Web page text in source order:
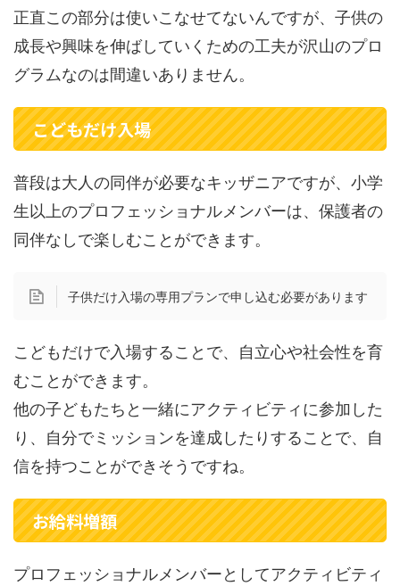
正直この部分は使いこなせてないんですが、子供の
成長や興味を伸ばしていくための工夫が沢山のプロ
グラムなのは間違いありません。
こどもだけ入場
普段は大人の同伴が必要なキッザニアですが、小学
生以上のプロフェッショナルメンバーは、保護者の
同伴なしで楽しむことができます。
子供だけ入場の専用プランで申し込む必要があります
こどもだけで入場することで、自立心や社会性を育
むことができます。
他の子どもたちと一緒にアクティビティに参加した
り、自分でミッションを達成したりすることで、自
信を持つことができそうですね。
お給料増額
プロフェッショナルメンバーとしてアクティビティ